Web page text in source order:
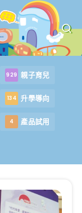
929 親子育兒
134 升學導向
4 產品試用